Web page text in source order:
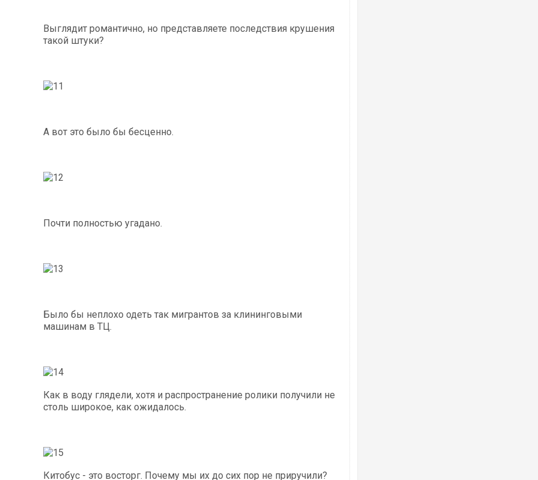
Выглядит романтично, но представляете последствия крушения
такой штуки?
А вот это было бы бесценно.
Почти полностью угадано.
Было бы неплохо одеть так мигрантов за клининговыми
машинам в ТЦ.
Как в воду глядели, хотя и распространение ролики получили не
столь широкое, как ожидалось.
Китобус - это восторг. Почему мы их до сих пор не приручили?